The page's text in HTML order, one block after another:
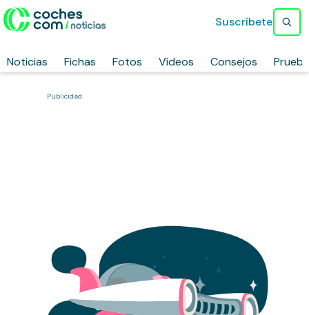
Noticias Fichas Fotos Vídeos Consejos
Suscríbete
Publicidad